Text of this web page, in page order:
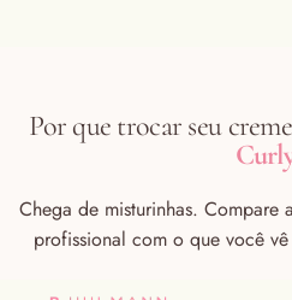
Por que trocar seu
Chega de misturinhas.
profissional com o que você